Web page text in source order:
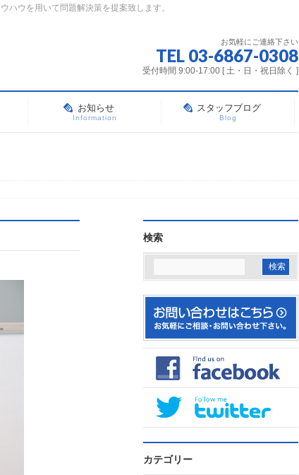
ハウを用いて問題解決策を提案致します。
お気軽にご連絡下さい
TEL 03-6867-0308
受付時間 9:00-17:00 [ 土・日・祝日除く ]
お知らせ
Information
スタッフブログ
Blog
検索
カテゴリー